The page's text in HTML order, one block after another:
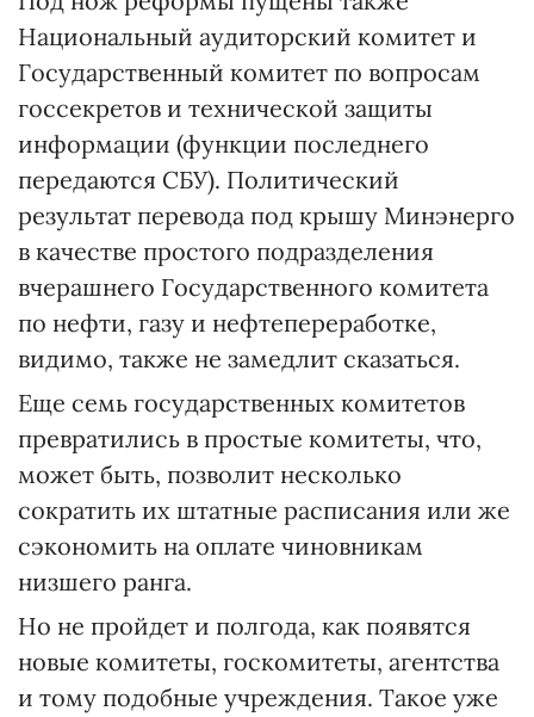
Национальный аудиторский комитет и
Государственный комитет по вопросам
госсекретов и технической защиты
информации (функции последнего
передаются СБУ). Политический
результат перевода под крышу Минэнерго
в качестве простого подразделения
вчерашнего Государственного комитета
по нефти, газу и нефтепереработке,
видимо, также не замедлит сказаться.
Еще семь государственных комитетов
превратились в простые комитеты, что,
может быть, позволит несколько
сократить их штатные расписания или же
сэкономить на оплате чиновникам
низшего ранга.
Но не пройдет и полгода, как появятся
новые комитеты, госкомитеты, агентства
и тому подобные учреждения. Такое уже